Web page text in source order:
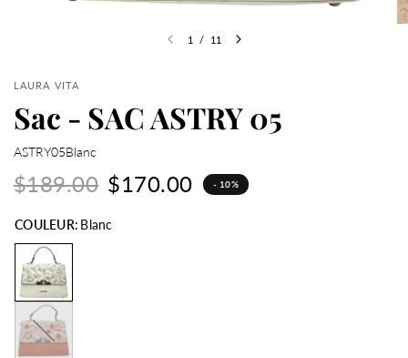
1 / 11
LAURA VITA
Sac - SAC ASTRY 05
ASTRY05Blanc
$189.00 $170.00 - 10%
COULEUR: Blanc
Orange